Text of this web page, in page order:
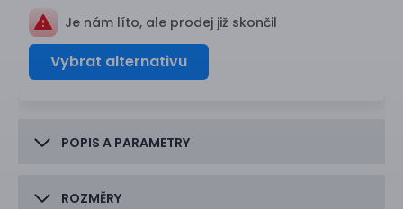
Je nám líto, ale prodej již skončil
Vybrat alternativu
POPIS A PARAMETRY
ROZMĚRY